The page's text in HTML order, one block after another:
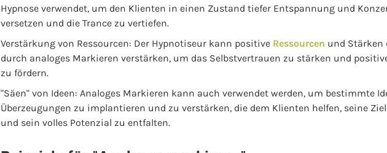
Hypnose verwendet, um den Klienten in einen Zustand tiefer Entspannung und
versetzen und die Trance zu vertiefen.
Verstärkung von Ressourcen: Der Hypnotiseur kann positive Ressourcen und Stärken
durch analoges Markieren verstärken, um das Selbstvertrauen zu stärken und
zu fördern.
"Säen" von Ideen: Analoges Markieren kann auch verwendet werden, um bestimmte
Überzeugungen zu implantieren und zu verstärken, die dem Klienten helfen, seine
und sein volles Potenzial zu entfalten.